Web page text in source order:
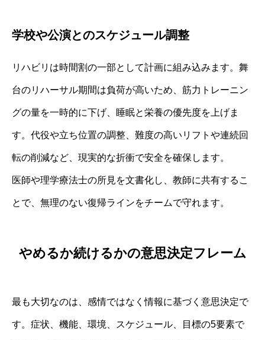
学校や公演とのスケジュール調整
リハビリは時間割の一部として計画に組み込みます。舞
台のリハーサル期間は負荷が高いため、筋力トレーニン
グの量を一時的に下げ、睡眠と栄養の優先度を上げま
す。代役や立ち位置の調整、難度の高いリフトや連続回
転の削減など、現実的な折衝で安全を確保します。
医師や理学療法士の所見を文書化し、教師に共有するこ
とで、無理のない復帰ラインをチームで守れます。
やめるか続けるかの意思決定フレーム
最も大切なのは、感情ではなく情報に基づく意思決定で
す。症状、機能、環境、スケジュール、目標の5要素で